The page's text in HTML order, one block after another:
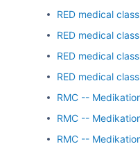
RED medical
RED medical
RED medical
RED medical
RMC --
RMC --
RMC --